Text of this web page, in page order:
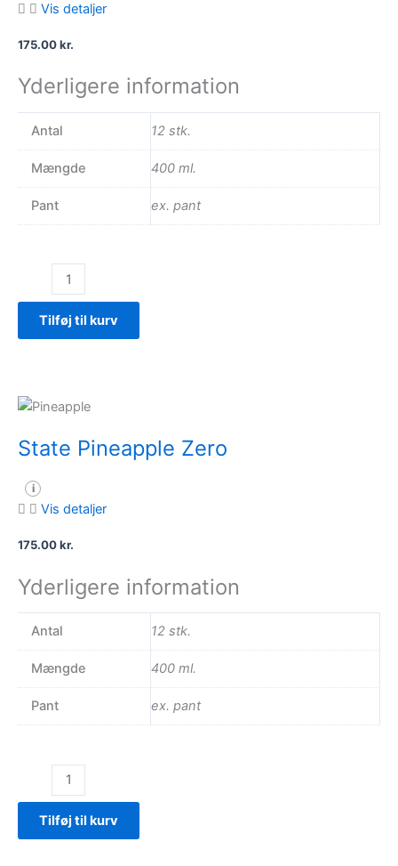
Vis detaljer
175.00kr.
Yderligere information
Antal 12 stk.
Mængde 400 ml.
Pant ex. pant
Pineapple
antalTilføj til kurv
State Pineapple Zero
i
Vis detaljer
175.00kr.
Yderligere information
Antal 12 stk.
Mængde 400 ml.
Pant ex. pant
Pineapple
Zero
antal
Tilføj til kurv